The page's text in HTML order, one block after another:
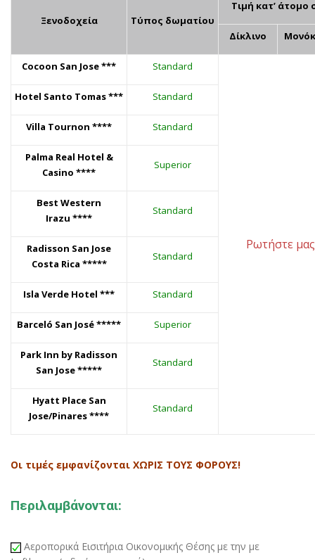
Ξενοδοχεία Τύπος δωματίου
Τιμή κατ’ άτομο
Δίκλινο
Cocoon San Jose*** Standard
Ρωτήστε μας
Hotel Santo Tomas*** Standard
Villa Tournon **** Standard
Palma Real Hotel &
Casino ****
Superior
Best Western
Irazu ****
Standard
Radisson San Jose
Costa Rica *****
Standard
Isla Verde Hotel *** Standard
Barceló San José***** Superior
Park Inn by Radisson
San Jose *****
Standard
Hyatt PlaceSan
Jose/Pinares ****
Standard
Οι τιμές εμφανίζονται ΧΩΡΙΣ ΤΟΥΣ ΦΟΡΟΥΣ!
Περιλαμβάνονται:
Αεροπορικά Εισιτήρια Οικονομικής Θέσης με την με